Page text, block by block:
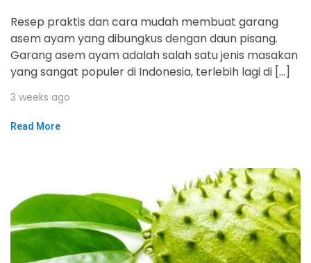
Resep praktis dan cara mudah membuat garang
asem ayam yang dibungkus dengan daun pisang.
Garang asem ayam adalah salah satu jenis masakan
yang sangat populer di Indonesia, terlebih lagi di […]
3 weeks ago
Read More